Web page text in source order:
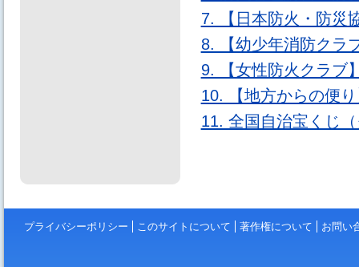
7. 【日本防火・防災
8. 【幼少年消防クラ
9. 【女性防火クラブ
10. 【地方からの便
11. 全国自治宝くじ
プライバシーポリシー このサイトについて 著作権について お問い